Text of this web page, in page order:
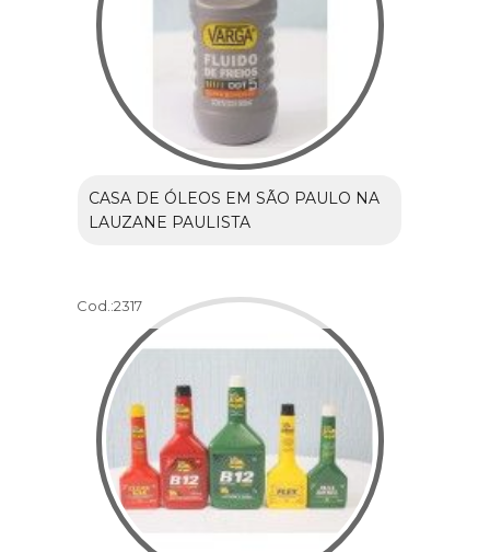
CASA DE ÓLEOS EM SÃO PAULO NA
LAUZANE PAULISTA
Cod.:2317